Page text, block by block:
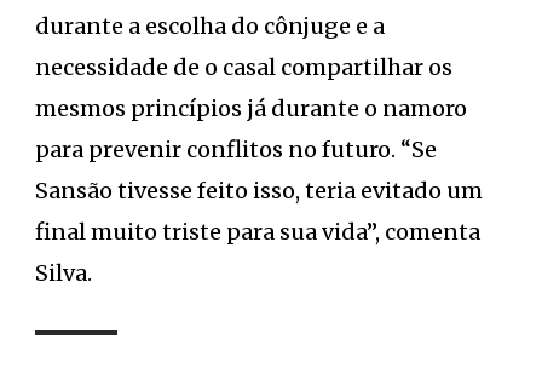
durante a escolha do cônjuge e a
necessidade de o casal compartilhar os
mesmos princípios já durante o namoro
para prevenir conflitos no futuro. “Se
Sansão tivesse feito isso, teria evitado um
final muito triste para sua vida”, comenta
Silva.